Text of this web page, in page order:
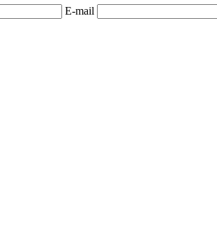
E-mail